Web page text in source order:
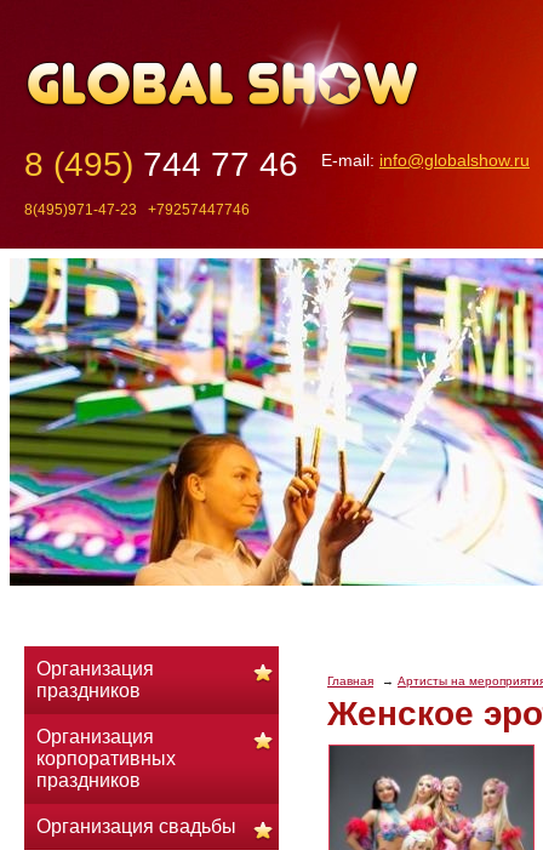
8 (495) 744 77 46
8(495)971-47-23 +79257447746
E-mail: info@globalshow.ru
Главная Артисты на
Женское
Организация
праздников
Организация
корпоративных
праздников
Организация свадьбы